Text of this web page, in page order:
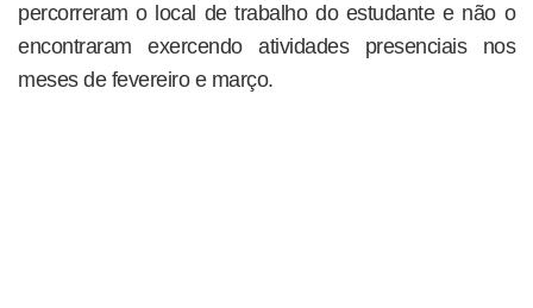
percorreram o local de trabalho do estudante e não o
encontraram exercendo atividades presenciais nos
meses de fevereiro e março.